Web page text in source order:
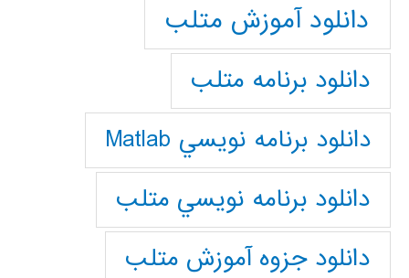
دانلود آموزش متلب
دانلود برنامه متلب
دانلود برنامه نويسي Matlab
دانلود برنامه نويسي متلب
دانلود جزوه آموزش متلب